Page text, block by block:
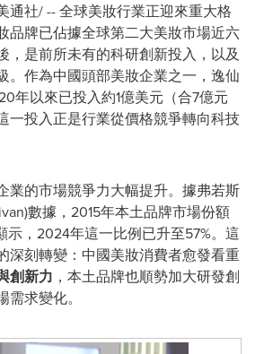
通社/ -- 全球美妝行業正迎來重大格
品牌已佔據全球第二大美妝市場近六
，是前所未有的科研創新投入，以及
。作為中國頭部美妝企業之一，逸仙
年以來已投入約1億美元（合7億元
一投入正是行業從價格競爭轉向科技
業的市場競爭力大幅提升。據弗若斯
數據，2015年本土品牌市場份額
示，2024年這一比例已升至57%。這
深刻轉變：中國美妝消費者愈發看重
創新力 ，本土品牌也順勢加大研發創
求變化。